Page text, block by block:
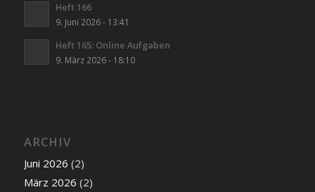
Heft 166
9. Juni 2026 - 13:41
Heft 165: Online Aufgaben
9. März 2026 - 18:10
ARCHIV
Juni 2026 (2)
März 2026 (2)